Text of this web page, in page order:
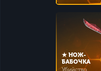
★ НОЖ-
БАБОЧКА